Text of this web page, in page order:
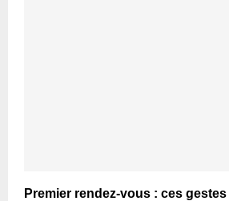
Premier rendez-vous : ces